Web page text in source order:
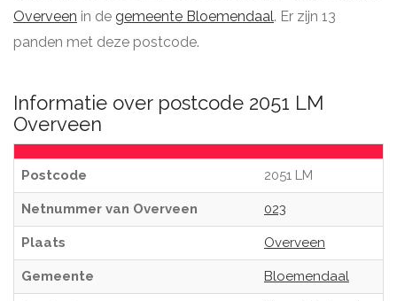
Overveen in de gemeente Bloemendaal. Er zijn 13
panden met deze postcode.
Informatie over postcode 2051 LM
Overveen
Postcode 2051 LM
Netnummer van Overveen 023
Plaats Overveen
Gemeente Bloemendaal